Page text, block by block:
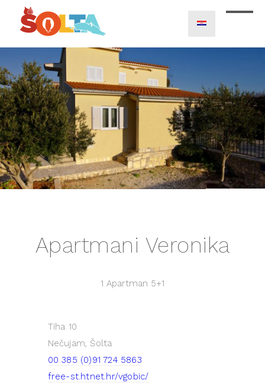
Apartmani Veronika
1 Apartman 5+1
Tiha 10
Nečujam, Šolta
00 385 (0)91 724 5863
free-st.htnet.hr/vgobic/